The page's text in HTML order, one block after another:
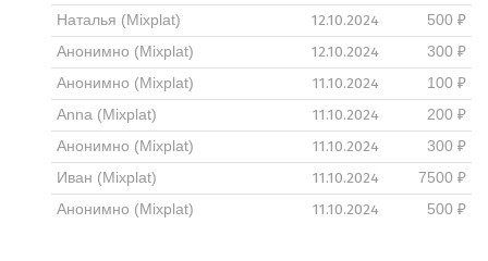
Наталья (Mixplat)
12.10.2024
500 ₽
Анонимно (Mixplat)
12.10.2024
300 ₽
Анонимно (Mixplat)
11.10.2024
100 ₽
Anna (Mixplat)
11.10.2024
200 ₽
Анонимно (Mixplat)
11.10.2024
300 ₽
Иван (Mixplat)
11.10.2024
7500 ₽
Анонимно (Mixplat)
11.10.2024 500 ₽